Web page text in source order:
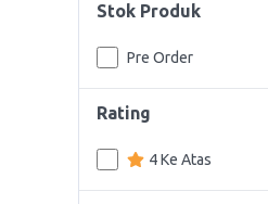
Stok Produk
Pre Order
Rating
4 Ke Atas